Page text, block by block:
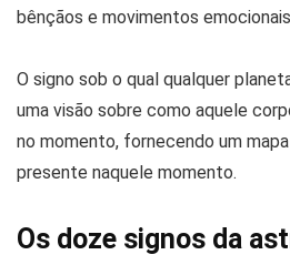
bênçãos e movimentos
O signo sob o qual qualquer
uma visão sobre como aquele
no momento, fornecendo um
presente naquele momento.
Os doze signos da